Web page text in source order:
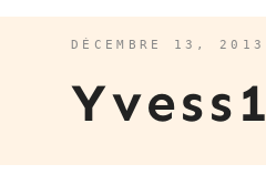
DÉCEMBRE 13, 2013
Yvess1